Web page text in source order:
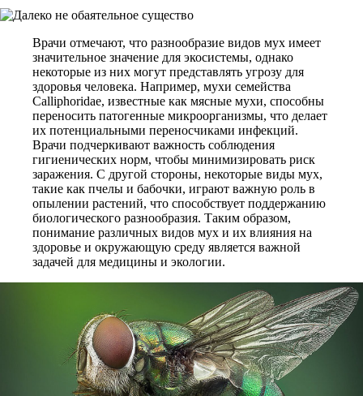
Врачи отмечают, что разнообразие видов мух имеет
значительное значение для экосистемы, однако
некоторые из них могут представлять угрозу для
здоровья человека. Например, мухи семейства
Calliphoridae, известные как мясные мухи, способны
переносить патогенные микроорганизмы, что делает
их потенциальными переносчиками инфекций.
Врачи подчеркивают важность соблюдения
гигиенических норм, чтобы минимизировать риск
заражения. С другой стороны, некоторые виды мух,
такие как пчелы и бабочки, играют важную роль в
опылении растений, что способствует поддержанию
биологического разнообразия. Таким образом,
понимание различных видов мух и их влияния на
здоровье и окружающую среду является важной
задачей для медицины и экологии.